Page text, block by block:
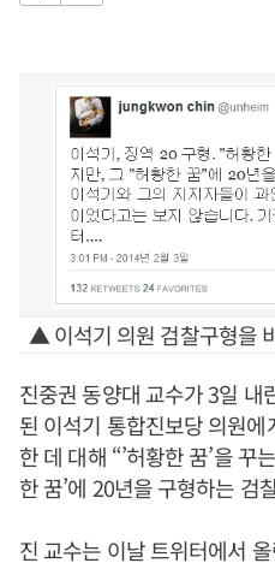
▲ 이석기 의원 검찰구형을
진중권 동양대 교수가 3일
된 이석기 통합진보당 의원
한 데 대해 “’허황한 꿈’을 꾸
한 꿈’에 20년을 구형하는 검
진 교수는 이날 트위터에서